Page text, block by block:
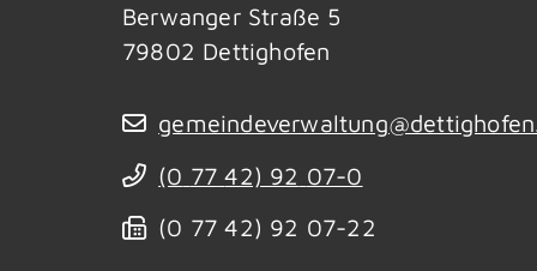
Berwanger Straße 5
79802 Dettighofen
(0 77 42) 92 07-0
(0 77 42) 92 07-22